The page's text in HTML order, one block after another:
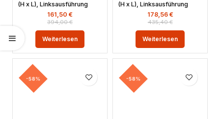
(H x L), Linksausführung
394,00€
161,50 €
Weiterlesen
(H x L), Linksausführung
435,40€
178,56 €
Weiterlesen
-58% -58%